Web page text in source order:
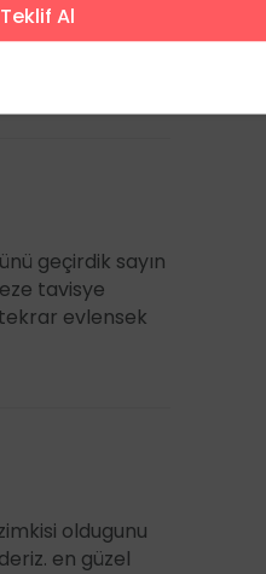
Al
geçirdik sayın
tavisye
evlensek
oldugunu
en güzel